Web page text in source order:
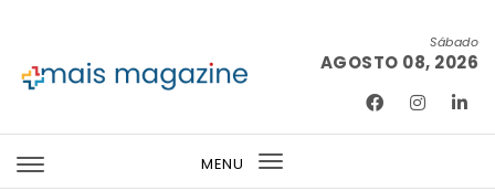
Sábado
AGOSTO 08, 2026
MENU
Toggle